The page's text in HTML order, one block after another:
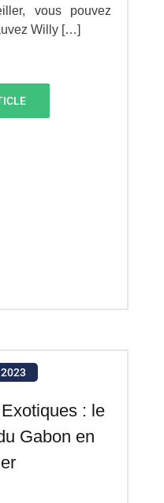
vous pouvez
Willy […]
: le
Gabon en